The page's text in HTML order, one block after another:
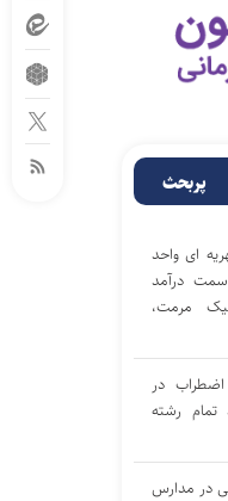
پربحث
شهریه ای واحد
درآمد
مرمت،
اضطراب در
تمام رشته
در مدارس